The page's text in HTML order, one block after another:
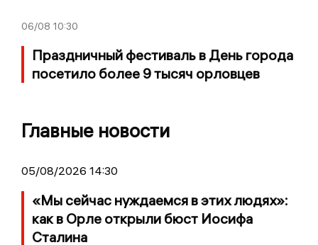
06/08 10:30
Праздничный фестиваль в День города
посетило более 9 тысяч орловцев
Главные новости
05/08/2026 14:30
«Мы сейчас нуждаемся в этих людях»:
как в Орле открыли бюст Иосифа
Сталина